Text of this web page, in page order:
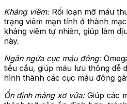
Kháng viêm:Rối loạn mỡ máu
trạng viêm mạn tính ở thành
kháng viêm tự nhiên, giúp làm
này.
Ngăn ngừa cục máu đông:
tiểu cầu, giúp máu lưu thông dễ
hình thành các cục máu đông
Ổn định mảng xơ vữa:Giúp các